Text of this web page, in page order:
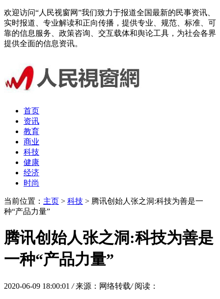
欢迎访问“人民视窗网”我们致力于报道全国最新的民事资讯、
实时报道、专业解读和正向传播，提供专业、规范、标准、可
靠的信息服务、政策咨询、交互载体和舆论工具，为社会各界
提供全面的信息资讯。
首页
资讯
教育
商业
科技
健康
经济
时尚
当前位置： 主页 > 科技 > 腾讯创始人张之洞:科技为善是一
种“产品力量”
腾讯创始人张之洞:科技为善是
一种“产品力量”
2020-06-09 18:00:01 / 来源：网络转载/ 阅读：